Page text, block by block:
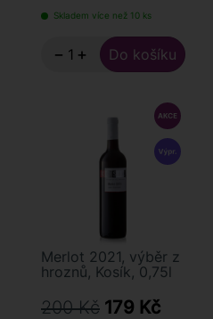
Skladem více než 10 ks
− +
Merlot 2021, výběr z
hroznů, Kosík, 0,75l
200 Kč 179 Kč